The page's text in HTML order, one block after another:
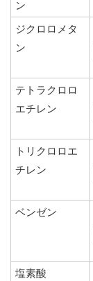
ン
ジクロロメタ
ン
テトラクロロ
エチレン
トリクロロエ
チレン
ベンゼン
塩素酸